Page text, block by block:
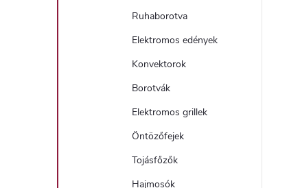
Ruhaborotva
Elektromos edények
Konvektorok
Borotvák
Elektromos grillek
Öntözőfejek
Tojásfőzők
Hajmosók